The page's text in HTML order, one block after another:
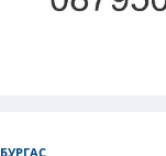
БУРГАС